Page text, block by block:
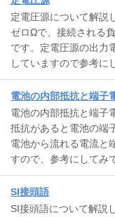
定電圧源について解説
ゼロΩで、接続される
です。定電圧源の出力
していますので参考に
電池の内部抵抗と端子
電池の内部抵抗と端子
抵抗があると電池の端
電池から流れる電流と
すので、参考にしてみ
SI接頭語
SI接頭語について解説